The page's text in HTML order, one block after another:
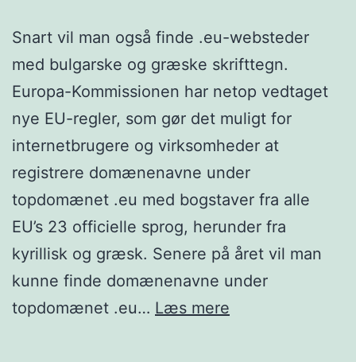
Snart vil man også finde .eu-websteder
med bulgarske og græske skrifttegn.
Europa-Kommissionen har netop vedtaget
nye EU-regler, som gør det muligt for
internetbrugere og virksomheder at
registrere domænenavne under
topdomænet .eu med bogstaver fra alle
EU’s 23 officielle sprog, herunder fra
kyrillisk og græsk. Senere på året vil man
kunne finde domænenavne under
topdomænet .eu… Læs mere